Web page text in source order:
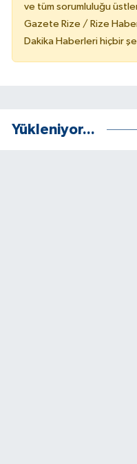
ve tüm sorumluluğu
Gazete Rize / Rize
Dakika Haberleri hiçbir
Yükleniyor...